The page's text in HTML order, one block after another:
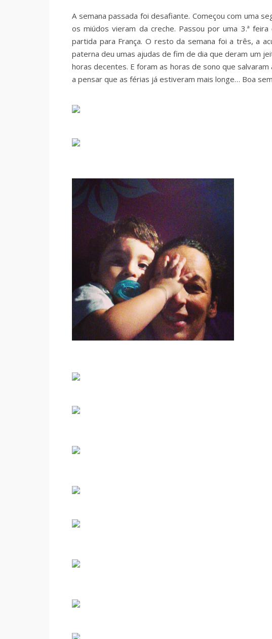
A semana passada foi desafiante. Começou com uma
os miúdos vieram da creche. Passou por uma 3.ª
partida para França. O resto da semana foi a três, a
paterna deu umas ajudas de fim de dia que deram um
horas decentes. E foram as horas de sono que
a pensar que as férias já estiveram mais longe… Boa